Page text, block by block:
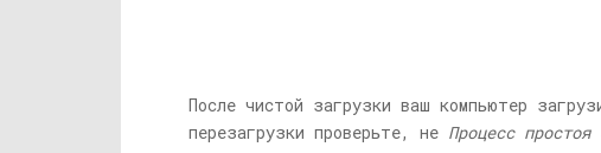
После чистой загрузки ваш компьютер
перезагрузки проверьте, не Процесс простоя